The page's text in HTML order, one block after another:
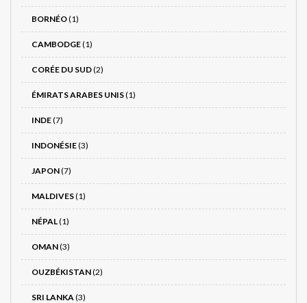
BORNÉO(1)
CAMBODGE(1)
CORÉE DU SUD(2)
ÉMIRATS ARABES UNIS(1)
INDE(7)
INDONÉSIE(3)
JAPON(7)
MALDIVES(1)
NÉPAL(1)
OMAN(3)
OUZBÉKISTAN(2)
SRI LANKA(3)